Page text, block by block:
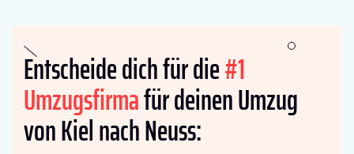
Entscheide dich für die#1
Umzugsfirmafür deinen Umzug
von Kiel nach Neuss: